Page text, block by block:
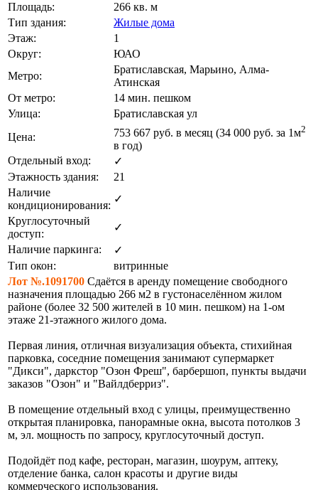
Площадь:
266 кв. м
Тип здания:
Жилые дома
Этаж:
1
Округ:
ЮАО
Метро:
Братиславская, Марьино, Алма-
Атинская
От метро:
14 мин. пешком
Улица:
Братиславская ул
Цена:
753 667 руб. в месяц (34 000 руб. за 1м2
в год)
Отдельный вход:
✓
Этажность здания:
21
Наличие
кондиционирования:
✓
Круглосуточный
доступ:
✓
Наличие паркинга:
✓
Тип окон:
витринные
Лот №.1091700 Сдаётся в аренду помещение свободного
назначения площадью 266 м2 в густонаселённом жилом
районе (более 32 500 жителей в 10 мин. пешком) на 1-ом
этаже 21-этажного жилого дома.
Первая линия, отличная визуализация объекта, стихийная
парковка, соседние помещения занимают супермаркет
"Дикси", даркстор "Озон Фреш", барбершоп, пункты выдачи
заказов "Озон" и "Вайлдберриз".
В помещение отдельный вход с улицы, преимущественно
открытая планировка, панорамные окна, высота потолков 3
м, эл. мощность по запросу, круглосуточный доступ.
Подойдёт под кафе, ресторан, магазин, шоурум, аптеку,
отделение банка, салон красоты и другие виды
коммерческого использования.